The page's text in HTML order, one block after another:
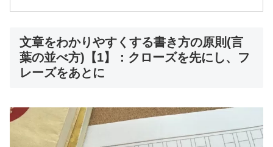
文章をわかりやすくする書き方の原則(言
葉の並べ方)【1】：クローズを先にし、フ
レーズをあとに